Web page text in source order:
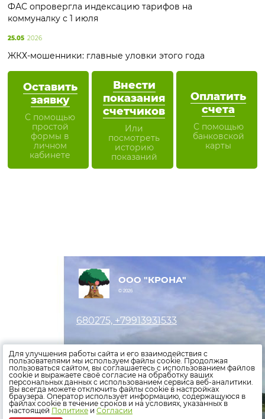
Оставить
заявку
С помощью
простой
формы в
личном
кабинете
Внести
показания
счетчиков
Или
посмотреть
историю
показаний
Оплатить
счета
С помощью
банковской
карты
ФАС опровергла индексацию тарифов на
коммуналку с 1 июля
25.05 2026
ЖКХ-мошенники: главные уловки этого года
ООО "КРОНА"
© 2026
680275, +79913931533
Оставить заявку
Внести показания счетчиков
Оплатить счета
Политика конфиденциальности
Для улучшения работы сайта и его взаимодействия с
пользователями мы используем файлы cookie. Продолжая
пользоваться сайтом, вы соглашаетесь с использованием файлов
cookie и выражаете своё согласие на обработку ваших
персональных данных с использованием сервиса веб-аналитики.
Вы всегда можете отключить файлы cookie в настройках
браузера. Оператор использует информацию, содержащуюся в
файлах cookie в течение сроков и на условиях, указанных в
настоящей Политике и Согласии